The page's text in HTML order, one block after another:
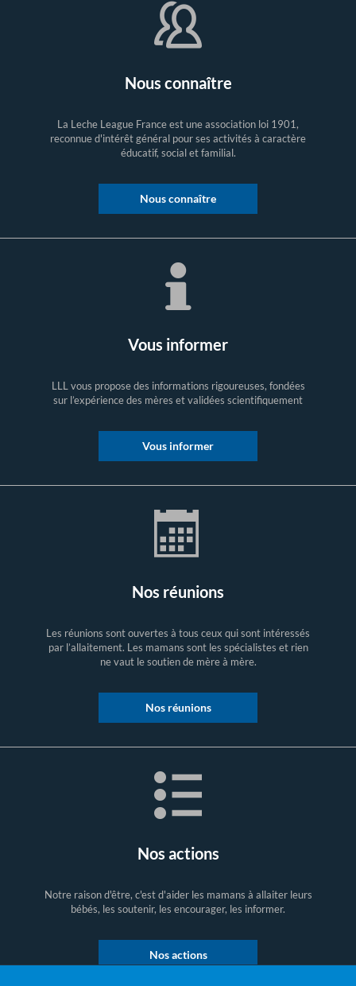
Nous connaître
La Leche League France est une association loi 1901,
reconnue d'intérêt général pour ses activités à caractère
éducatif, social et familial.
Nous connaître
Vous informer
LLL vous propose des informations rigoureuses, fondées
sur l’expérience des mères et validées scientifiquement
Vous informer
Nos réunions
Les réunions sont ouvertes à tous ceux qui sont intéressés
par l’allaitement. Les mamans sont les spécialistes et rien
ne vaut le soutien de mère à mère.
Nos réunions
Nos actions
Notre raison d'être, c'est d'aider les mamans à allaiter leurs
bébés, les soutenir, les encourager, les informer.
Nos actions